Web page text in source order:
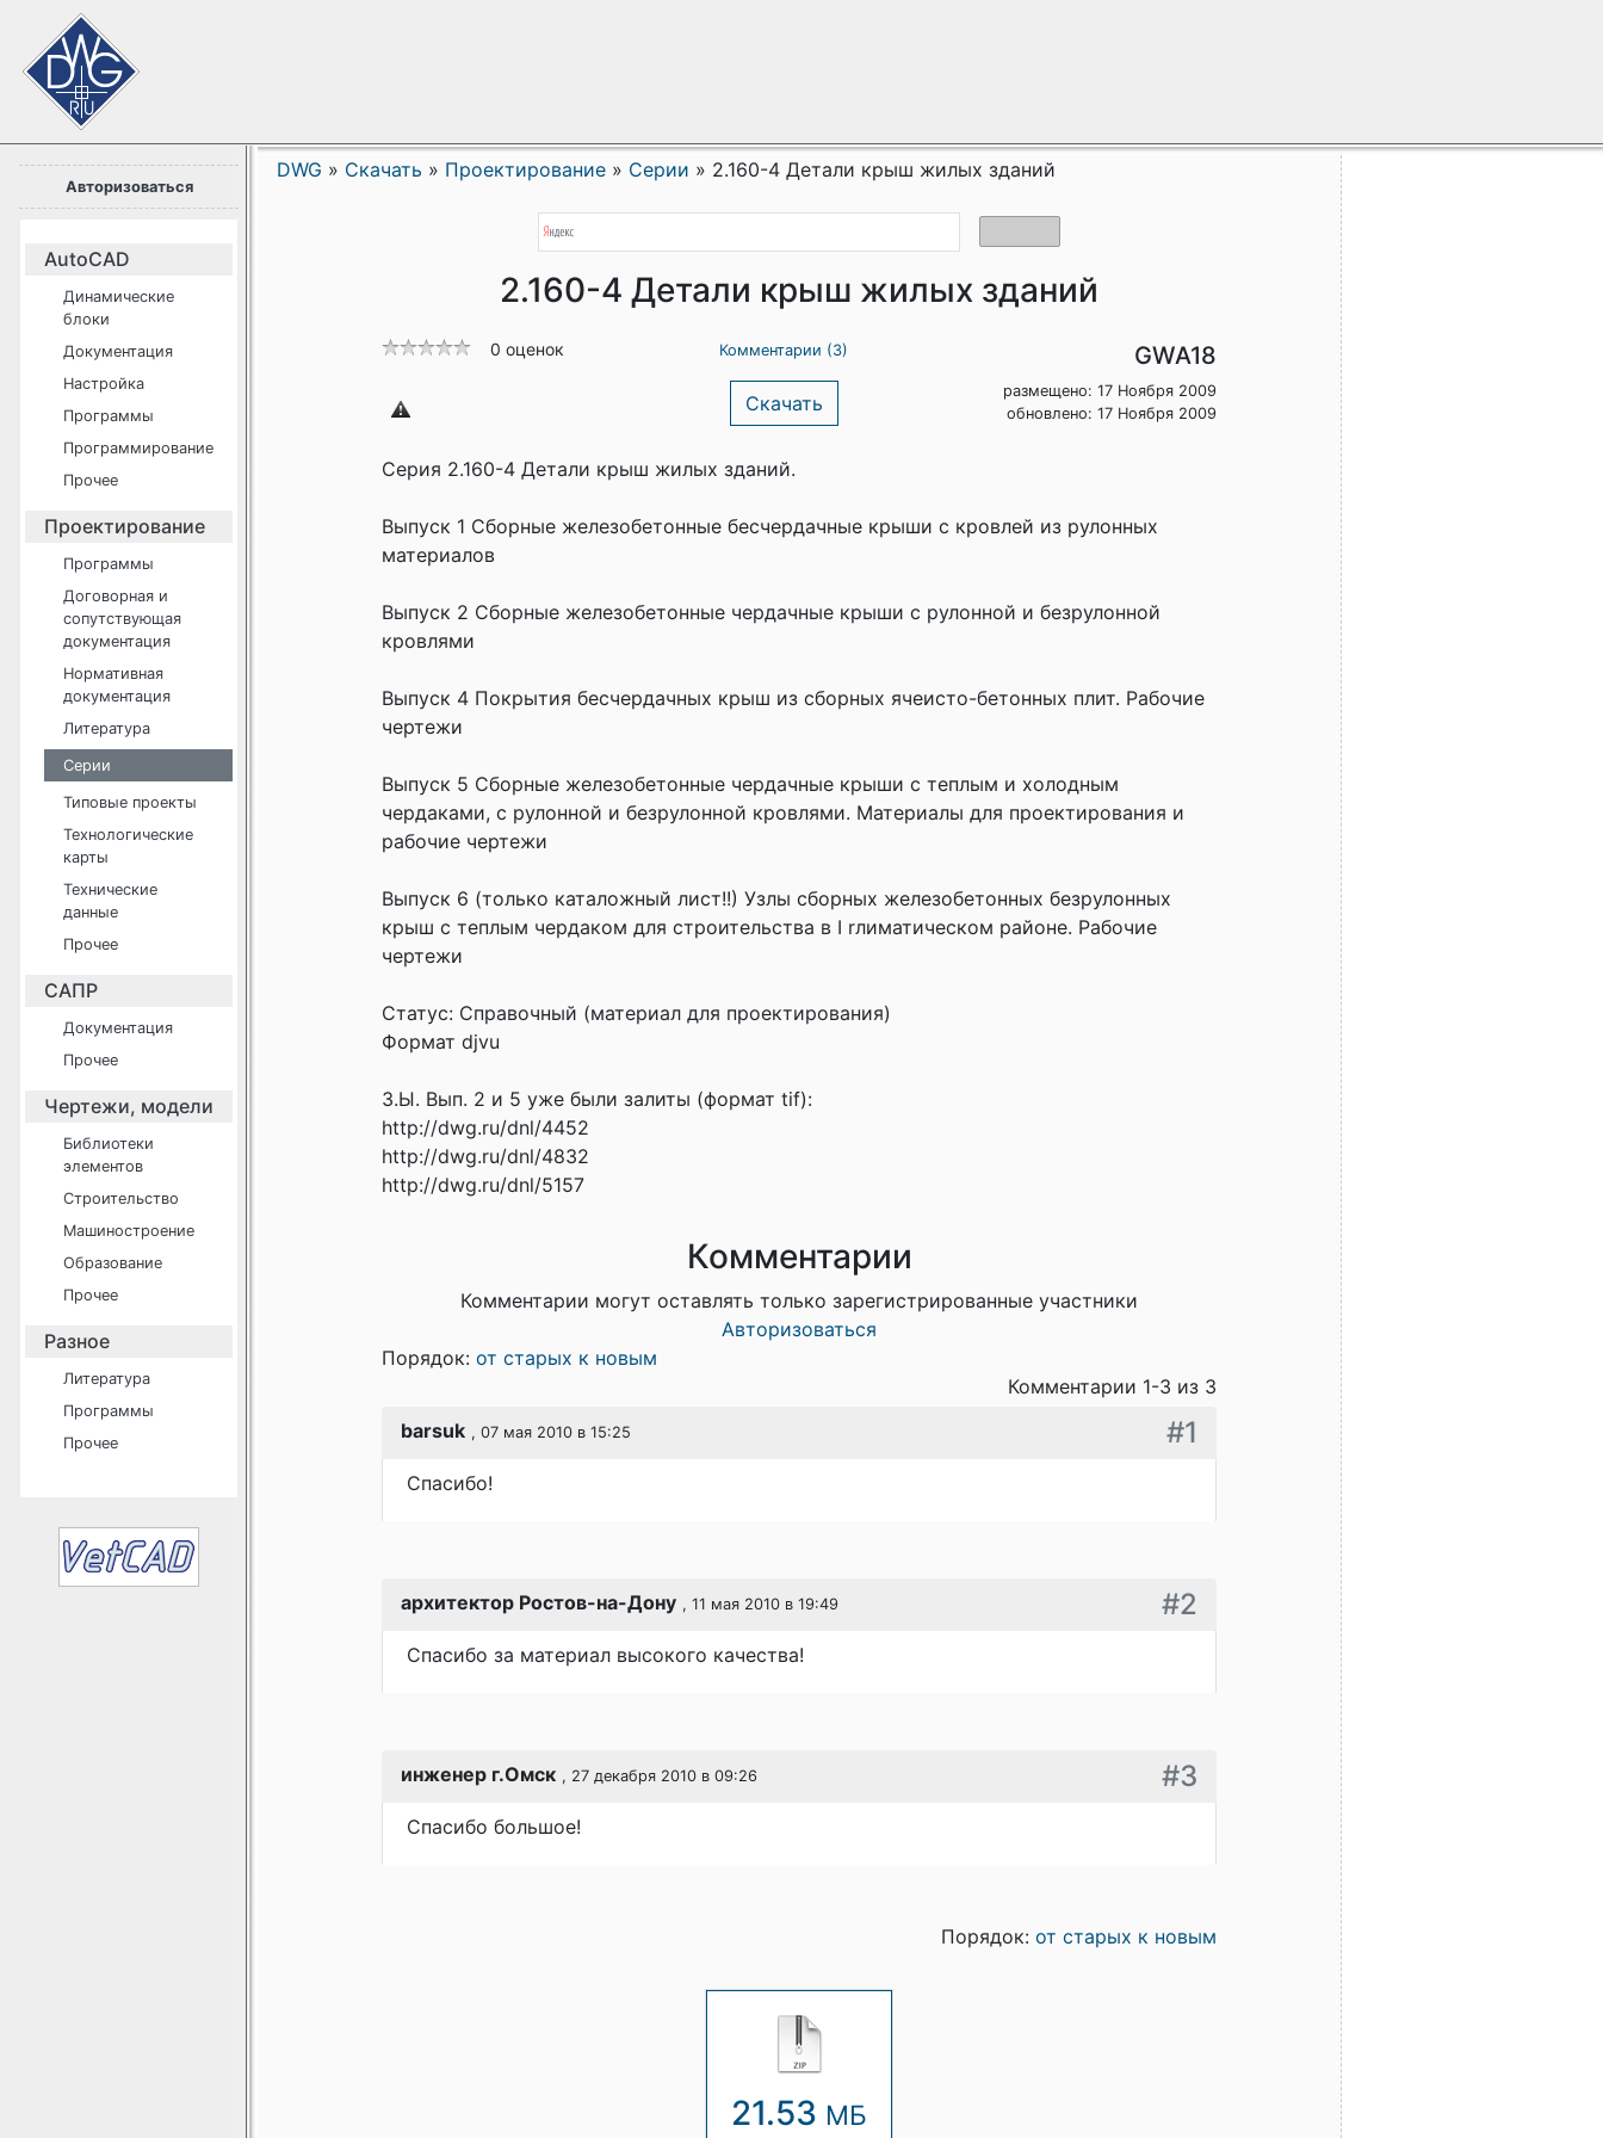
Авторизоваться
AutoCAD
Динамические
блоки
Документация
Настройка
Программы
Программирование
Прочее
Проектирование
Программы
Договорная и
сопутствующая
документация
Нормативная
документация
Литература
Серии
Типовые проекты
Технологические
карты
Технические
данные
Прочее
САПР
Документация
Прочее
Чертежи, модели
Библиотеки
элементов
Строительство
Машиностроение
Образование
Прочее
Разное
Литература
Программы
Прочее
DWG » Скачать » Проектирование » Серии » 2.160-4 Детали крыш жилых зданий
2.160-4 Детали крыш жилых зданий
0 оценок Комментарии (3)
Скачать
GWA18
размещено: 17 Ноября 2009
обновлено: 17 Ноября 2009
Серия 2.160-4 Детали крыш жилых зданий.
Выпуск 1 Сборные железобетонные бесчердачные крыши с кровлей из рулонных
материалов
Выпуск 2 Сборные железобетонные чердачные крыши с рулонной и безрулонной
кровлями
Выпуск 4 Покрытия бесчердачных крыш из сборных ячеисто-бетонных плит. Рабочие
чертежи
Выпуск 5 Сборные железобетонные чердачные крыши с теплым и холодным
чердаками, с рулонной и безрулонной кровлями. Материалы для проектирования и
рабочие чертежи
Выпуск 6 (только каталожный лист!!) Узлы сборных железобетонных безрулонных
крыш с теплым чердаком для строительства в I rлиматическом районе. Рабочие
чертежи
Статус: Справочный (материал для проектирования)
Формат djvu
З.Ы. Вып. 2 и 5 уже были залиты (формат tif):
http://dwg.ru/dnl/4452
http://dwg.ru/dnl/4832
http://dwg.ru/dnl/5157
Комментарии
Комментарии могут оставлять только зарегистрированные участники
Авторизоваться
Порядок: от старых к новым
Комментарии 1-3 из 3
barsuk , 07 мая 2010 в 15:25 #1
Спасибо!
архитектор Ростов-на-Дону , 11 мая 2010 в 19:49 #2
Спасибо за материал высокого качества!
инженер г.Омск , 27 декабря 2010 в 09:26 #3
Спасибо большое!
Порядок: от старых к новым
21.53 МБ